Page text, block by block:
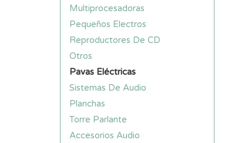
Multiprocesadoras
Pequeños Electros
Reproductores De CD
Otros
Pavas Eléctricas
Sistemas De Audio
Planchas
Torre Parlante
Accesorios Audio